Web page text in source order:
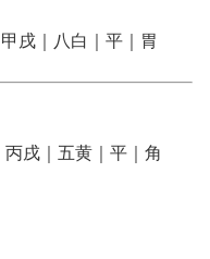
甲戌｜八白｜平｜胃
丙戌｜五黄｜平｜角